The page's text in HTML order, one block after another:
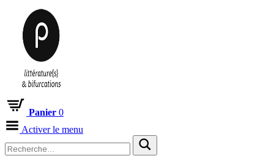
Panier 0
Activer le menu